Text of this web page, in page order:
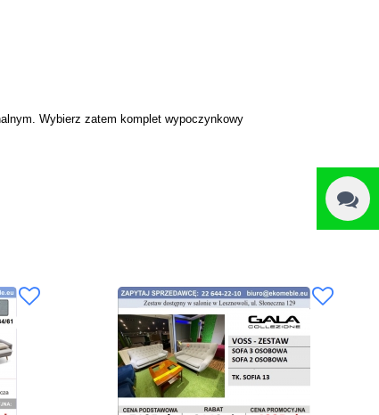
Wybierz zatem komplet wypoczynkowy